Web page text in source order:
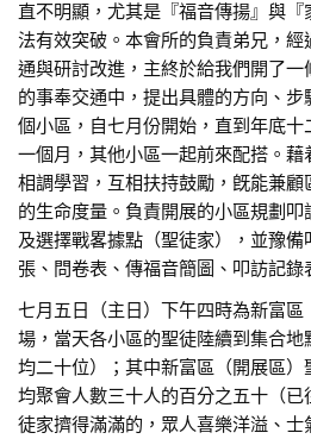
直不明顯，尤其是『福音傳揚』與
法有效突破。本會所的負責弟兄，
通與研討改進，主終於給我們開了
的事奉交通中，提出具體的方向、
個小區，自七月份開始，直到年底
一個月，其他小區一起前來配搭。
相調學習，互相扶持鼓勵，旣能兼
的生命度量。負責開展的小區規劃
及選擇戰畧據點（聖徒家），並豫
張、問卷表、傳福音簡圖、叩訪記錄
七月五日（主日）下午四時為新富
場，當天各小區的聖徒陸續到集合
均二十位）；其中新富區（開展區
均聚會人數三十人的百分之五十（
徒家擠得滿滿的，眾人喜樂洋溢、